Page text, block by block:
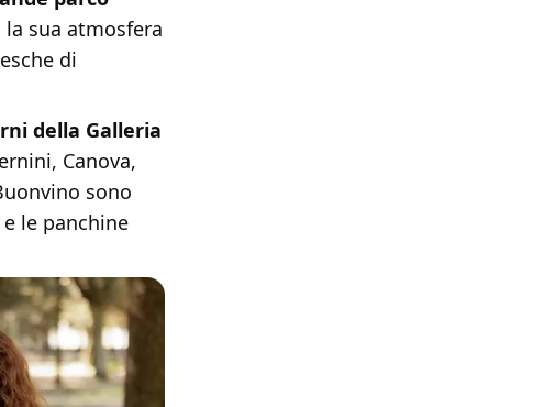
sua atmosfera
di
della Galleria
Canova,
sono
le panchine